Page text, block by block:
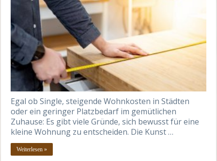
Egal ob Single, steigende Wohnkosten in Städten
oder ein geringer Platzbedarf im gemütlichen
Zuhause: Es gibt viele Gründe, sich bewusst für eine
kleine Wohnung zu entscheiden. Die Kunst …
Weiterlesen »